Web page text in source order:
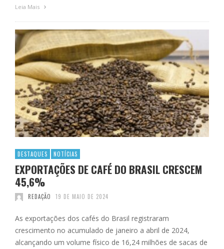
Leia Mais
DESTAQUES NOTÍCIAS
EXPORTAÇÕES DE CAFÉ DO BRASIL CRESCEM
45,6%
REDAÇÃO 19 DE MAIO DE 2024
As exportações dos cafés do Brasil registraram
crescimento no acumulado de janeiro a abril de 2024,
alcançando um volume físico de 16,24 milhões de sacas de